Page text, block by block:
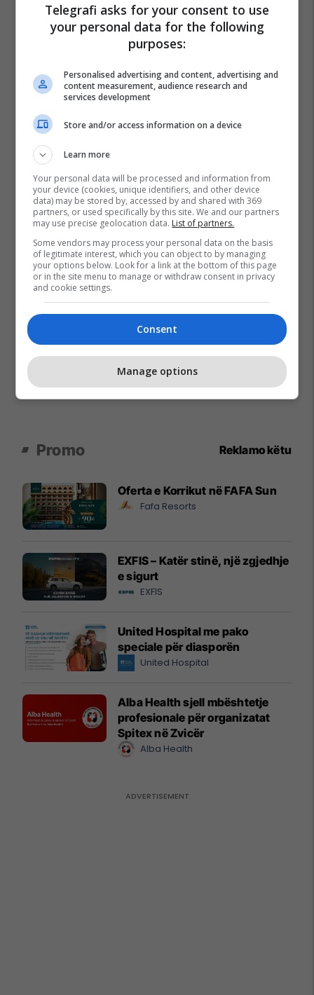
Promo Reklamo këtu
Oferta e Korrikut në FAFA Sun
Fafa Resorts
EXFIS – Katër stinë, një zgjedhje
e sigurt
EXFIS
United Hospital me pako
speciale për diasporën
United Hospital
Alba Health sjell mbështetje
profesionale për organizatat
Spitex në Zvicër
Alba Health
Telegrafi asks for your consent to use
your personal data for the following
purposes:
Personalised advertising and content, advertising and
content measurement, audience research and
services development
Store and/or access information on a device
Learn more
Your personal data will be processed and information from
your device (cookies, unique identifiers, and other device
data) may be stored by, accessed by and shared with 369
partners, or used specifically by this site. We and our partners
may use precise geolocation data. List of partners.
Some vendors may process your personal data on the basis
of legitimate interest, which you can object to by managing
your options below. Look for a link at the bottom of this page
or in the site menu to manage or withdraw consent in privacy
and cookie settings.
Consent
Manage options